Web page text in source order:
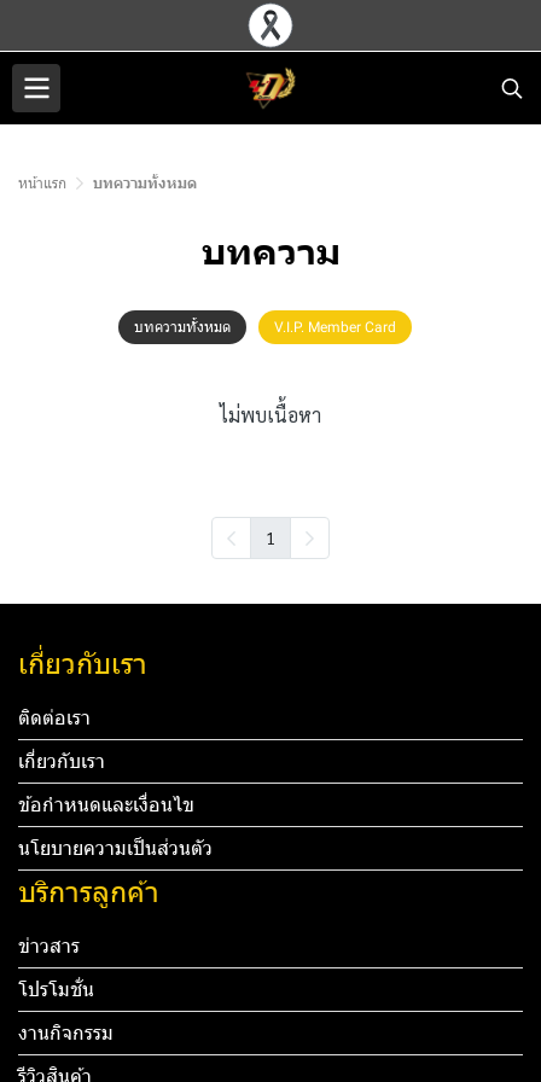
หน้าแรก บทความทั้งหมด
บทความ
บทความทั้งหมด V.I.P. Member Card
ไม่พบเนื้อหา
1
เกี่ยวกับเรา
ติดต่อเรา
เกี่ยวกับเรา
ข้อกำหนดและเงื่อนไข
นโยบายความเป็นส่วนตัว
บริการลูกค้า
ข่าวสาร
โปรโมชั่น
งานกิจกรรม
รีวิวสินค้า